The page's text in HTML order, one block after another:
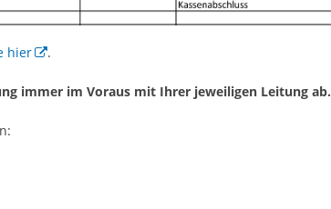
hier .
immer im Voraus mit Ihrer jeweiligen Leitung ab.